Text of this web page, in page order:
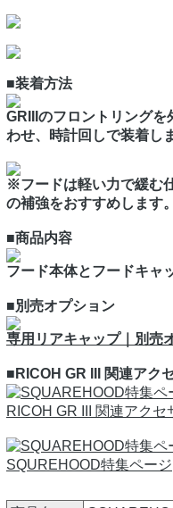
■装着方法
GRIIIのフロントリング
わせ、時計回しで装着し
※フードは軽い力で緩む
の補強をおすすめします
■商品内容
フード本体とフードキャ
■別売オプション
専用リアキャップ｜別売
■RICOH GR III 関連アク
RICOH GR III 関連アクセ
SQUREHOOD特集ページ